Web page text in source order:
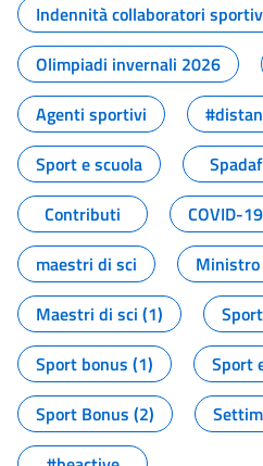
Indennità collaboratori
Olimpiadi invernali 2026
Agenti sportivi
Sport e scuola
Contributi
COVID-
maestri di sci
Ministro
Maestri di sci (1)
Sport bonus (1)
Sport
Sport Bonus (2)